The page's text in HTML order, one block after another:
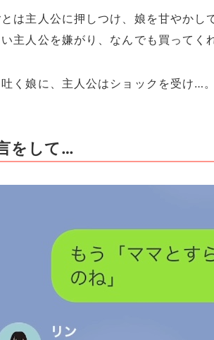
は主人公に押しつけ、娘を甘やかし
主人公を嫌がり、なんでも買ってく
く娘に、主人公はショックを受け…。
をして…